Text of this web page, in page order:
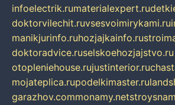
infoelectrik.rumaterialexpert.ru
doktorvilechit.ruvsesvoimirykami.ru
manikjurinfo.ruhozjajkainfo.ru
doktoradvice.ruselskoehozjajstvo.ru
otopleniehouse.rujustinterior.ru
mojateplica.rupodelkimaster.ru
garazhov.commonamy.net